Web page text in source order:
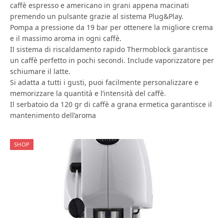
caffè espresso e americano in grani appena macinati
premendo un pulsante grazie al sistema Plug&Play.
Pompa a pressione da 19 bar per ottenere la migliore crema
e il massimo aroma in ogni caffè.
Il sistema di riscaldamento rapido Thermoblock garantisce
un caffè perfetto in pochi secondi. Include vaporizzatore per
schiumare il latte.
Si adatta a tutti i gusti, puoi facilmente personalizzare e
memorizzare la quantità e l’intensità del caffè.
Il serbatoio da 120 gr di caffè a grana ermetica garantisce il
mantenimento dell’aroma
SHOP